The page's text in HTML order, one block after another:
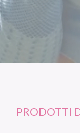
PRODOTTI